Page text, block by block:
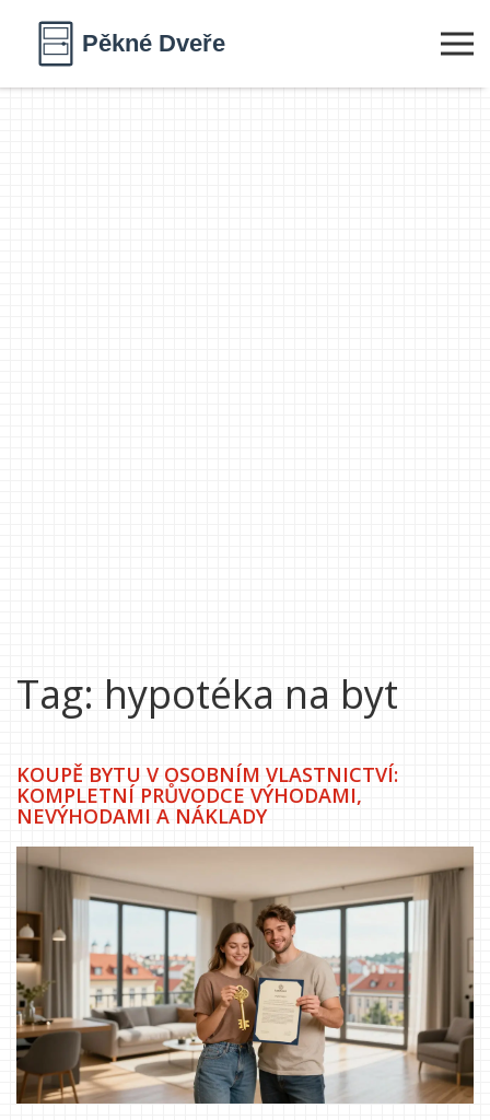
Tag: hypotéka na byt
KOUPĚ BYTU V OSOBNÍM VLASTNICTVÍ:
KOMPLETNÍ PRŮVODCE VÝHODAMI,
NEVÝHODAMI A NÁKLADY